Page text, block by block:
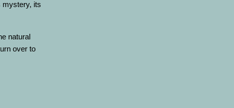
mystery, its
natural
over to